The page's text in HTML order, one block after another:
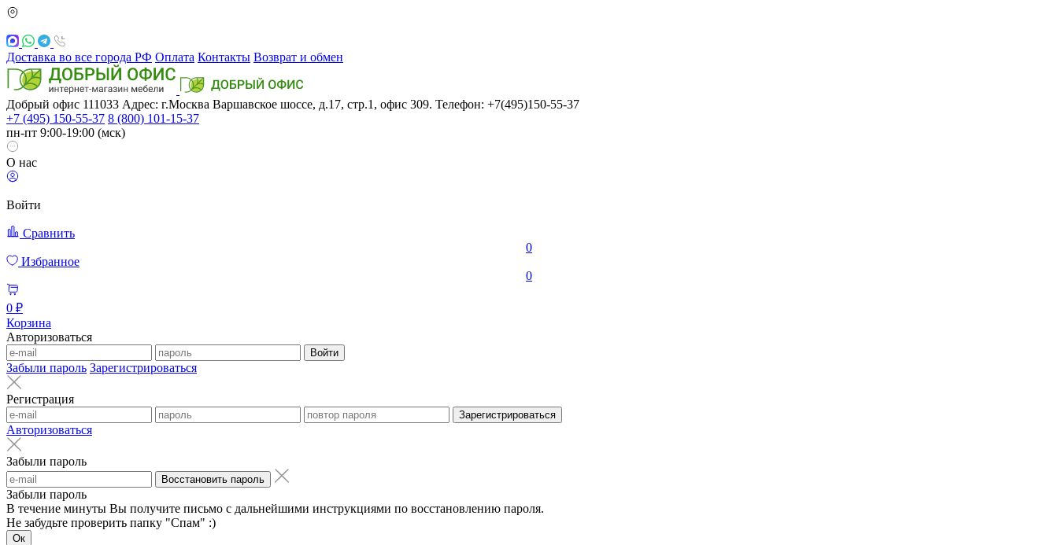
Доставка во все города РФ Оплата Контакты Возврат и обмен
Добрый офис 111033 Адрес: г.Москва Варшавское шоссе, д.17, стр.1, офис 309. Телефон: +7(495)150-55-37
+7 (495) 150-55-37 8 (800) 101-15-37
пн-пт 9:00-19:00 (мск)
О нас
Войти
Сравнить
0
Избранное
0
0 ₽
Корзина
Авторизоваться
Войти
Забыли пароль Зарегистрироваться
Регистрация
Зарегистрироваться
Авторизоваться
Забыли пароль
Восстановить пароль
Забыли пароль
В течение минуты Вы получите письмо с дальнейшими инструкциями по восстановлению пароля.
Не забудьте проверить папку "Спам" :)
Ок